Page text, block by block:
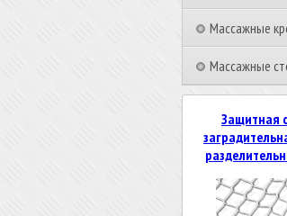
Массажные
Массажные
Защитная